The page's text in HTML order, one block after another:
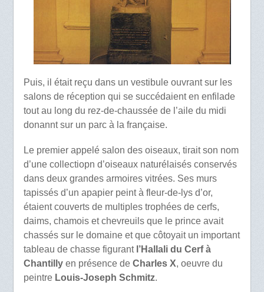
Puis, il était reçu dans un vestibule ouvrant sur les
salons de réception qui se succédaient en enfilade
tout au long du rez-de-chaussée de l’aile du midi
donannt sur un parc à la française.
Le premier appelé salon des oiseaux, tirait son nom
d’une collectiopn d’oiseaux naturélaisés conservés
dans deux grandes armoires vitrées. Ses murs
tapissés d’un apapier peint à fleur-de-lys d’or,
étaient couverts de multiples trophées de cerfs,
daims, chamois et chevreuils que le prince avait
chassés sur le domaine et que côtoyait un important
tableau de chasse figurant l’Hallali du Cerf à
Chantillyen présence de Charles X, oeuvre du
peintre Louis-Joseph Schmitz.